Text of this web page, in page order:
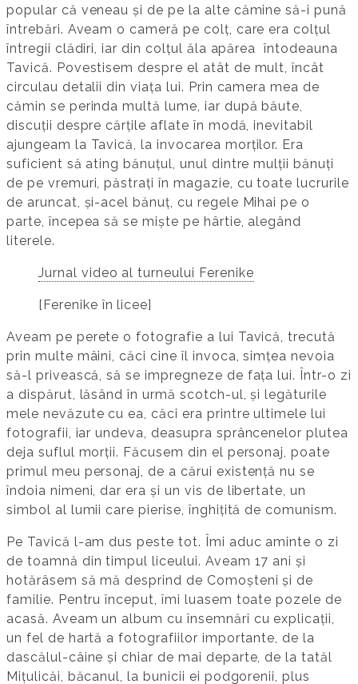
popular că veneau și de pe la alte cămine să-i pună
întrebări. Aveam o cameră pe colț, care era colțul
întregii clădiri, iar din colțul ăla apărea întodeauna
Tavică. Povestisem despre el atât de mult, încât
circulau detalii din viața lui. Prin camera mea de
cămin se perinda multă lume, iar după băute,
discuții despre cărțile aflate în modă, inevitabil
ajungeam la Tavică, la invocarea morților. Era
suficient să ating bănuțul, unul dintre mulții bănuți
de pe vremuri, păstrați în magazie, cu toate lucrurile
de aruncat, și-acel bănuț, cu regele Mihai pe o
parte, începea să se miște pe hârtie, alegând
literele.
Jurnal video al turneului Ferenike
[Ferenike în licee]
Aveam pe perete o fotografie a lui Tavică, trecută
prin multe mâini, căci cine îl invoca, simțea nevoia
să-l privească, să se impregneze de fața lui. Într-o zi
a dispărut, lăsând în urmă scotch-ul, și legăturile
mele nevăzute cu ea, căci era printre ultimele lui
fotografii, iar undeva, deasupra sprâncenelor plutea
deja suflul morții. Făcusem din el personaj, poate
primul meu personaj, de a cărui existență nu se
îndoia nimeni, dar era și un vis de libertate, un
simbol al lumii care pierise, înghițită de comunism.
Pe Tavică l-am dus peste tot. Îmi aduc aminte o zi
de toamnă din timpul liceului. Aveam 17 ani și
hotărâsem să mă desprind de Comoșteni și de
familie. Pentru început, îmi luasem toate pozele de
acasă. Aveam un album cu însemnări cu explicații,
un fel de hartă a fotografiilor importante, de la
dascălul-câine și chiar de mai departe, de la tatăl
Mițulicăi, băcanul, la bunicii ei podgorenii, plus